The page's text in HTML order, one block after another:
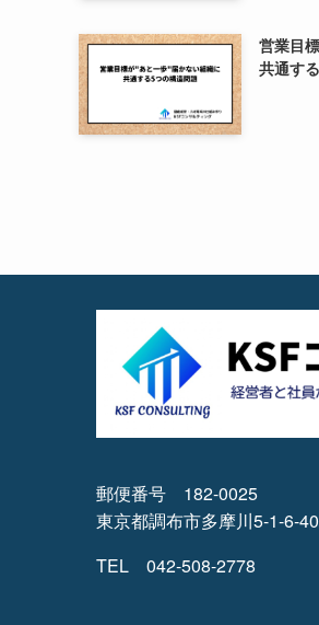
営業目
共通す
郵便番号 182-0025
東京都調布市多摩川5-1-6-
TEL 042-508-2778